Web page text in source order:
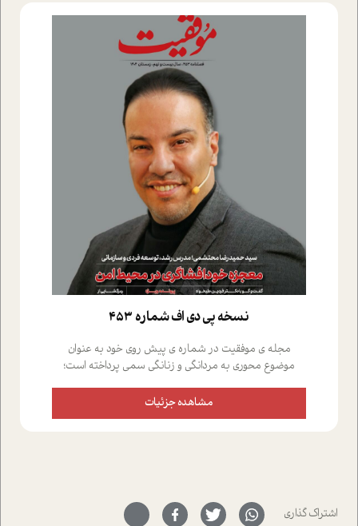
نسخه پي دي اف شماره 453
مجله ی موفقیت در شماره ی پیش روی خود به عنوان
موضوع محوری به مردانگی و زنانگی سمی پرداخته است؛
علیخواه، جامعه شناس در بخش های مختلف تلاش کرده ایم
از دریچه های گوناگون به این موضوع مهم بپردازیم.فصل
حمیدرضا محتشمی که بیست و پنجمین سال فعالیت حرفه
ای خود را در حوزه ی کوچینگ، توسعه ی فردی و رهبری پشت
مشاهده جزئیات
اشتراک گذاری